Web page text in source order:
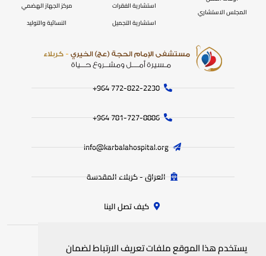
يستخدم هذا الموقع ملفات تعريف الارتباط لضمان
772-822-2230‏ 964+
781-727-8886 964+
info@karbalahospital.org
العراق - كربلاء المقدسة
كيف تصل الينا
مركز الجهاز الهضمي
النسائية والتوليد
استشارية الفقرات
استشارية التجميل
المجلس الاستشاري